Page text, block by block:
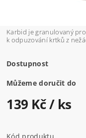
Karbid je granulovaný
k odpuzování krtků z
Dostupnost
Můžeme doručit do
139 Kč/ ks